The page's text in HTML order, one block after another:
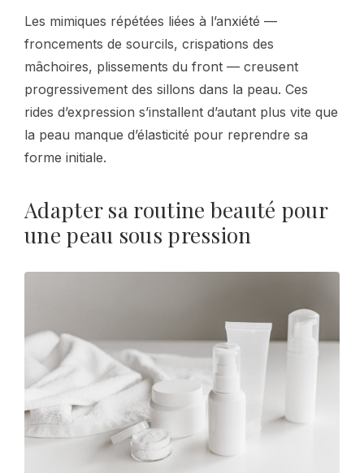
Les mimiques répétées liées à l’anxiété —
froncements de sourcils, crispations des
mâchoires, plissements du front — creusent
progressivement des sillons dans la peau. Ces
rides d’expression s’installent d’autant plus vite que
la peau manque d’élasticité pour reprendre sa
forme initiale.
Adapter sa routine beauté pour
une peau sous pression